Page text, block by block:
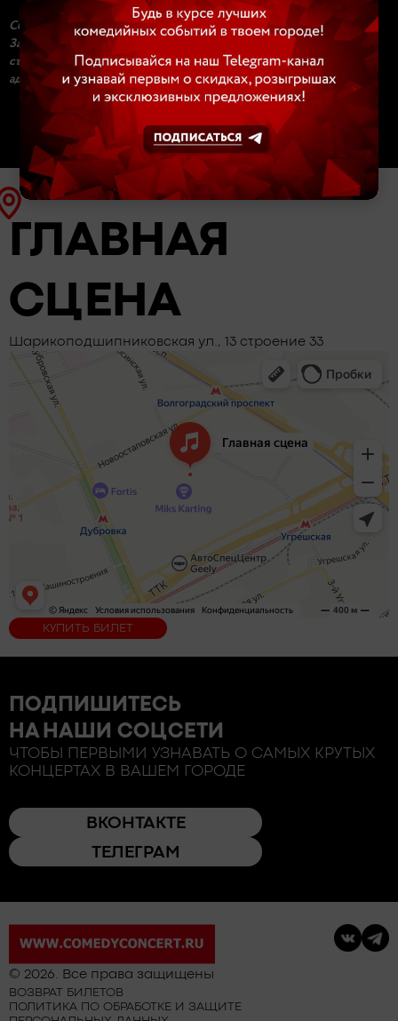
Сбор гостей за 1 час до начала мероприятия
Запрещается перемещение по зрительному залу после начала
съемок. Опоздавшие зрители будут рассажены на усмотрение
администратора.
ГЛАВНАЯ
СЦЕНА
Шарикоподшипниковская ул., 13 строение 33
КУПИТЬ БИЛЕТ
ПОДПИШИТЕСЬ
НА НАШИ СОЦСЕТИ
ЧТОБЫ ПЕРВЫМИ УЗНАВАТЬ О САМЫХ КРУТЫХ
КОНЦЕРТАХ В ВАШЕМ ГОРОДЕ
ВКОНТАКТЕ
ТЕЛЕГРАМ
© 2026. Все права защищены
ВОЗВРАТ БИЛЕТОВ
ПОЛИТИКА ПО ОБРАБОТКЕ И ЗАЩИТЕ